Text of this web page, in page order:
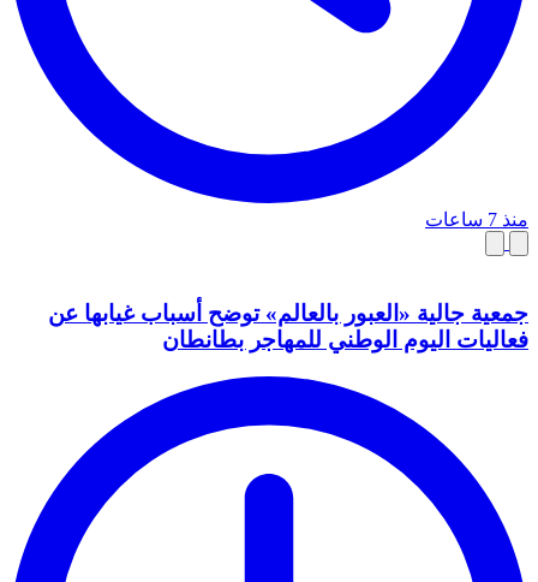
منذ 7 ساعات
جمعية جالية «العبور بالعالم» توضح أسباب غيابها عن
فعاليات اليوم الوطني للمهاجر بطانطان